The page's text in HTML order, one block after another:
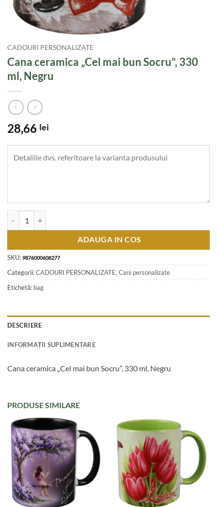
CADOURI PERSONALIZATE
Cana ceramica „Cel mai bun Socru”, 330
ml, Negru
28,66 lei
ADAUGA IN COS
SKU: 9876000608277
Categorii:CADOURI PERSONALIZATE, Cani personalizate
Etichetă: bag
DESCRIERE
INFORMAȚII SUPLIMENTARE
Cana ceramica „Cel mai bun Socru”, 330 ml, Negru
PRODUSE SIMILARE